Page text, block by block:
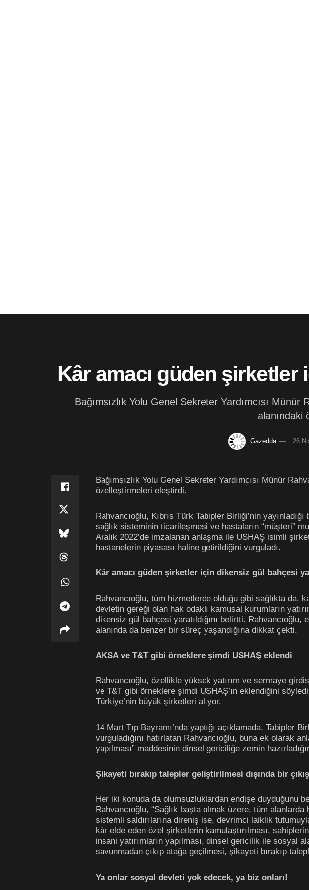
Kâr amacı güden şirketler
Bağımsızlık Yolu Genel Sekreter Yardımcısı
alanındaki
Gazedda 26
Bağımsızlık Yolu Genel Sekreter Yardımcısı Münür
özelleştirmeleri eleştirdi.
Rahvancıoğlu, Kıbrıs Türk Tabipler Birliği’nin
sağlık sisteminin ticarileşmesi ve hastaların “müşteri”
Aralık 2022’de imzalanan anlaşma ile USHAŞ isimli
hastanelerin piyasası haline getirildiğini vurguladı.
Kâr amacı güden şirketler için dikensiz gül bahçesi
Rahvancıoğlu, tüm hizmetlerde olduğu gibi sağlıkta da,
devletin gereği olan hak odaklı kamusal kurumların
dikensiz gül bahçesi yaratıldığını belirtti.
alanında da benzer bir süreç yaşandığına dikkat çekti.
AKSA ve T&T gibi örneklere şimdi USHAŞ eklendi
Rahvancıoğlu, özellikle yüksek yatırım ve sermaye
ve T&T gibi örneklere şimdi USHAŞ’ın eklendiğini
Türkiye’nin büyük şirketleri alıyor.
14 Mart Tıp Bayramı’nda yaptığı açıklamada, Tabipler
vurguladığını hatırlatan Rahvancıoğlu, buna ek olarak
yapılması” maddesinin dinsel gericiliğe zemin
Şikayeti bırakıp talepler geliştirilmesi dışında bir
Her iki konuda da olumsuzluklardan endişe duyduğunu
Rahvancıoğlu, “Sağlık başta olmak üzere, tüm
sistemli saldırılarına direniş ise, devrimci laiklik
kâr elde eden özel şirketlerin kamulaştırılması,
insani yatırımların yapılması, dinsel gericilik ile sosyal
savunmadan çıkıp atağa geçilmesi, şikayeti bırakıp
Ya onlar sosyal devleti yok edecek, ya biz onları!